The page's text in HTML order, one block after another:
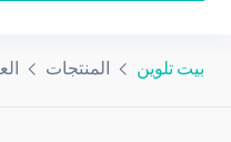
بيت تلوين المنتجات